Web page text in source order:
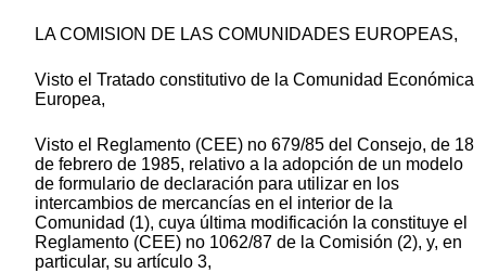
LA COMISION DE LAS COMUNIDADES EUROPEAS,
Visto el Tratado constitutivo de la Comunidad Económica
Europea,
Visto el Reglamento (CEE) no 679/85 del Consejo, de 18
de febrero de 1985, relativo a la adopción de un modelo
de formulario de declaración para utilizar en los
intercambios de mercancías en el interior de la
Comunidad (1), cuya última modificación la constituye el
Reglamento (CEE) no 1062/87 de la Comisión (2), y, en
particular, su artículo 3,